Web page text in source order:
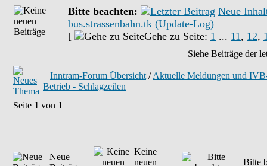
Bitte beachten:
Neue
bus.strassenbahn.tk (Update-Log)
[
Gehe zu Seite: 1 ... 11, 12,
Siehe Beiträge der
Inntram-Forum Übersicht /Aktuelle Meldungen und
Betrieb - Schlagzeilen
Seite 1 von 1
Neue
Keine
neuen
Bitte